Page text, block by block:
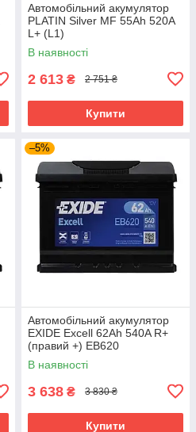
Автомобільний акумулятор
PLATIN Silver MF 55Ah 520A
L+ (L1)
В наявності
2 613 ₴ 2 751 ₴
Купити
–5%
Автомобільний акумулятор
EXIDE Excell 62Ah 540A R+
(правий +) EB620
В наявності
3 638 ₴ 3 830 ₴
Купити